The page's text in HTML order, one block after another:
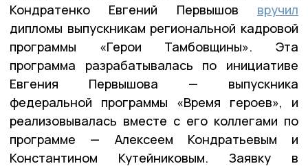
Кондратенко Евгений Первышов вручил
дипломы выпускникам региональной кадровой
программы «Герои Тамбовщины». Эта
программа разрабатывалась по инициативе
Евгения Первышова — выпускника
федеральной программы «Время героев», и
реализовывалась вместе с его коллегами по
программе — Алексеем Кондратьевым и
Константином Кутейниковым. Заявку в